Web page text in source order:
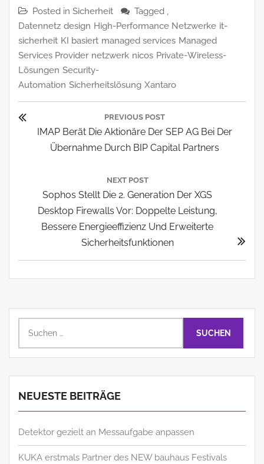
Posted in Sicherheit
Tagged ,
Datennetz design High-Performance Netzwerke it-
sicherheit KI basiert managed services Managed
Services Provider netzwerk nicos Private-Wireless-
Lösungen Security-
Automation Sicherheitslösung Xantaro
Beitragsnavigation
PREVIOUS POST
Previous
Post:
IMAP Berät Die Aktionäre Der SEP AG Bei Der
Übernahme Durch BIP Capital Partners
NEXT POST
Next
Post:
Sophos Stellt Die 2. Generation Der XGS
Desktop Firewalls Vor: Doppelte Leistung,
Bessere Energieeffizienz Und Erweiterte
Sicherheitsfunktionen
nach:
NEUESTE BEITRÄGE
Detektor gezielt an Messaufgabe anpassen
KUKA erstmals Partner des NEW bauhaus Festivals